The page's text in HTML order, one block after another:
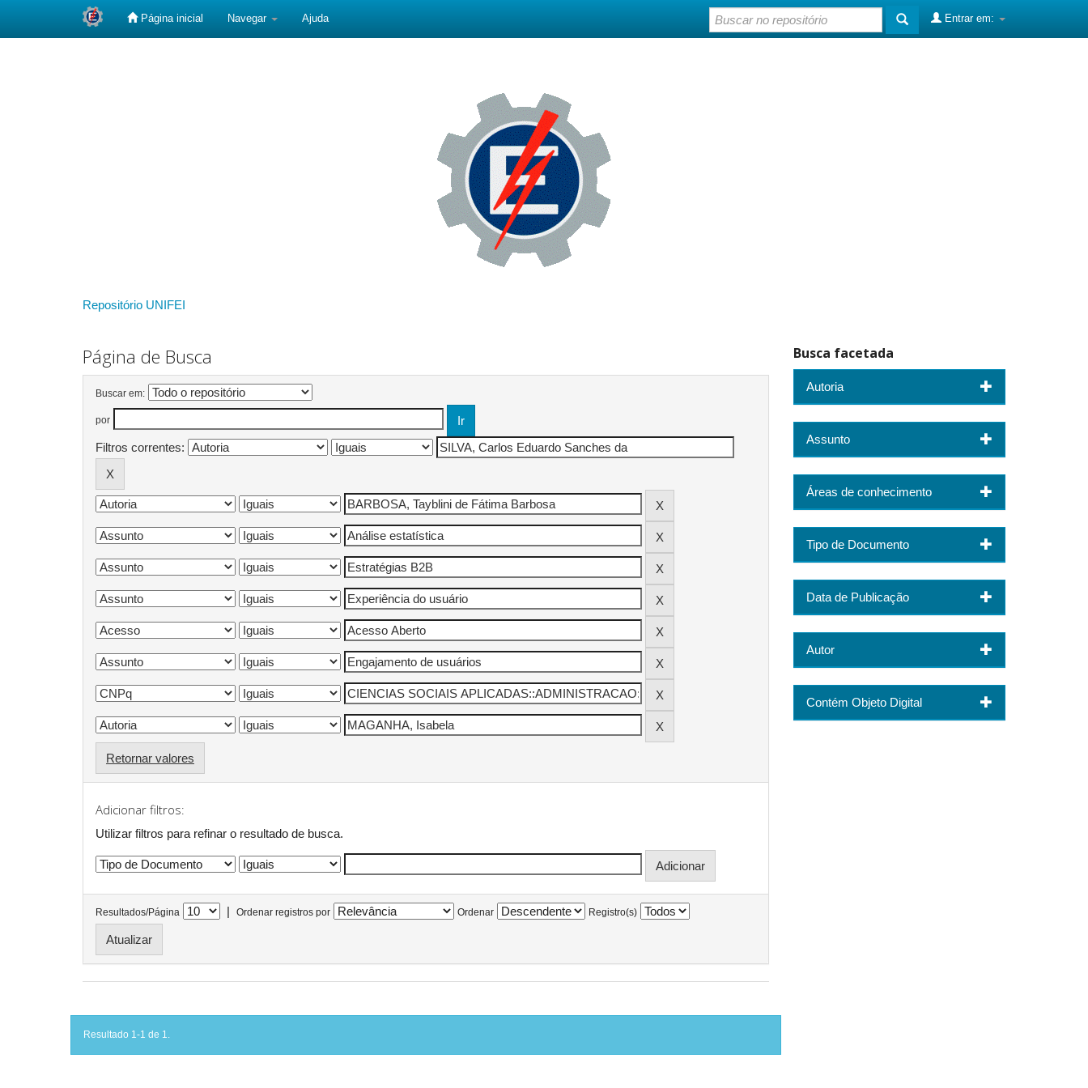
Página inicial Navegar Ajuda Entrar em:
Repositório UNIFEI
Página de Busca
Buscar em:
por
Filtros correntes:
Retornar valores
Adicionar filtros:
Utilizar filtros para refinar o resultado de busca.
Resultados/Página | Ordenar registros por Ordenar Registro(s)
Resultado 1-1 de 1.
Busca facetada
Autoria
Assunto
Áreas de conhecimento
Tipo de Documento
Data de Publicação
Autor
Contém Objeto Digital